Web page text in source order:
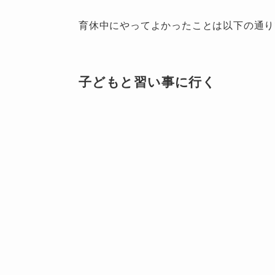
育休中にやってよかったことは以下の通
子どもと習い事に行く